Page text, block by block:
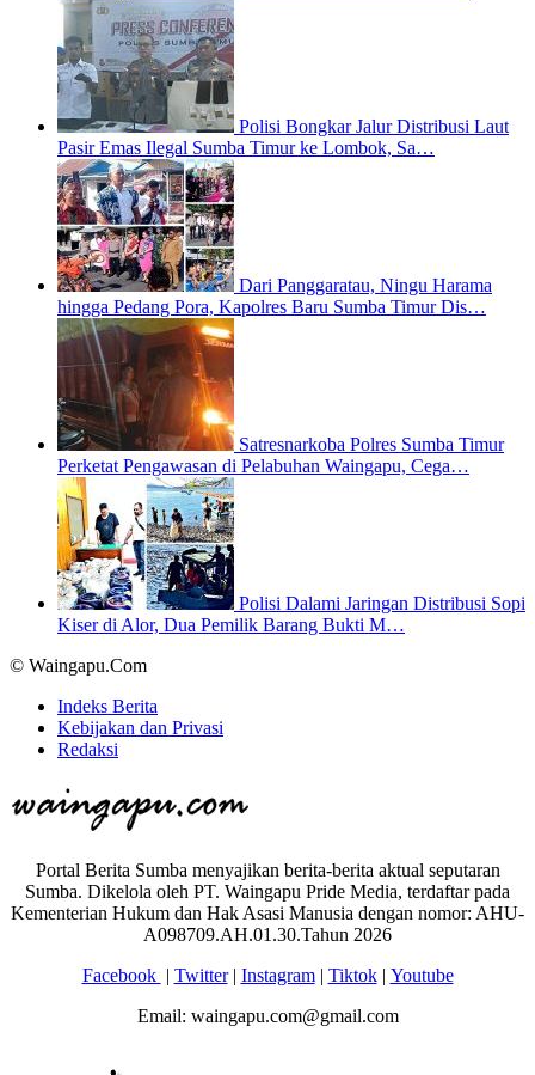
Polisi Bongkar Jalur Distribusi Laut
Pasir Emas Ilegal Sumba Timur ke Lombok, Sa…
Dari Panggaratau, Ningu Harama
hingga Pedang Pora, Kapolres Baru Sumba Timur Dis…
Satresnarkoba Polres Sumba Timur
Perketat Pengawasan di Pelabuhan Waingapu, Cega…
Polisi Dalami Jaringan Distribusi Sopi
Kiser di Alor, Dua Pemilik Barang Bukti M…
© Waingapu.Com
Indeks Berita
Kebijakan dan Privasi
Redaksi
Portal Berita Sumba menyajikan berita-berita aktual seputaran
Sumba. Dikelola oleh PT. Waingapu Pride Media, terdaftar pada
Kementerian Hukum dan Hak Asasi Manusia dengan nomor: AHU-
A098709.AH.01.30.Tahun 2026
Facebook | Twitter| Instagram| Tiktok| Youtube
Email: waingapu.com@gmail.com